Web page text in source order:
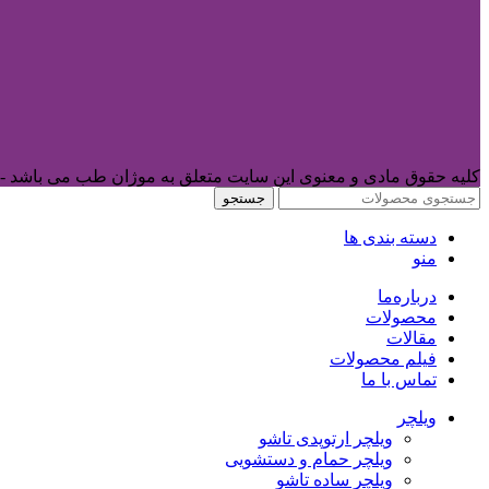
کلیه حقوق مادی و معنوی این سایت متعلق به موژان طب می باشد -
جستجو
دسته بندی ها
منو
درباره‌ما
محصولات
مقالات
فیلم محصولات
تماس با ما
ویلچر
ویلچر ارتوپدی تاشو
ویلچر حمام و دستشویی
ویلچر ساده تاشو